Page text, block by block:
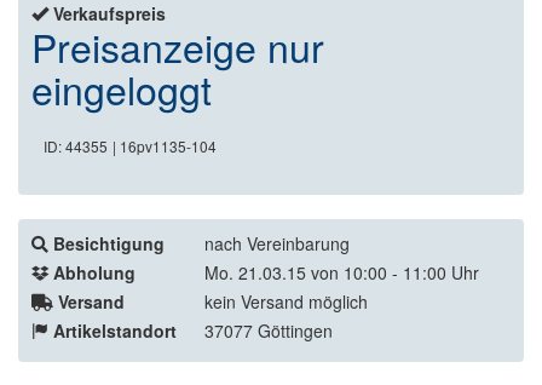
Verkaufspreis
Preisanzeige nur
eingeloggt
ID: 44355 | 16pv1135-104
Besichtigung
nach Vereinbarung
Abholung
Mo. 21.03.15 von 10:00 - 11:00 Uhr
Versand
kein Versand möglich
Artikelstandort
37077 Göttingen